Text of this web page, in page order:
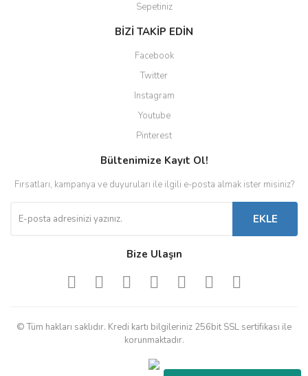
Sepetiniz
BİZİ TAKİP EDİN
Facebook
Twitter
Instagram
Youtube
Pinterest
Bültenimize Kayıt Ol!
Fırsatları, kampanya ve duyuruları ile ilgili e-posta almak ister misiniz?
EKLE
Bize Ulaşın
© Tüm hakları saklıdır. Kredi kartı bilgileriniz 256bit SSL sertifikası ile
korunmaktadır.